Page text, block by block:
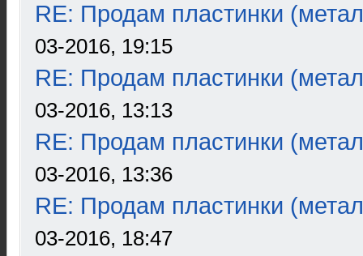
RE: Продам пластинки
03-2016, 19:15
RE: Продам пластинки
03-2016, 13:13
RE: Продам пластинки
03-2016, 13:36
RE: Продам пластинки
03-2016, 18:47